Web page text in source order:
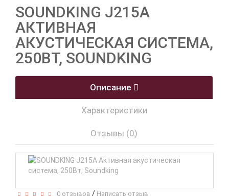
SOUNDKING J215A
АКТИВНАЯ
АКУСТИЧЕСКАЯ СИСТЕМА,
250ВТ, SOUNDKING
Описание
Характеристики
Отзывы (0)
0 отзывов / Написать отзыв